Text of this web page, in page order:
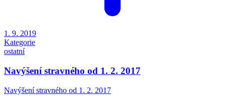
1. 9. 2019
Kategorie
ostatní
Navýšení stravného od 1. 2. 2017
Navýšení stravného od 1. 2. 2017